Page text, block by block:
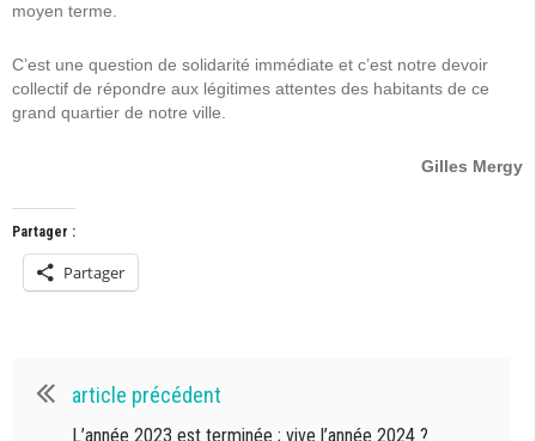
moyen terme.
C’est une question de solidarité immédiate et c’est notre devoir
collectif de répondre aux légitimes attentes des habitants de ce
grand quartier de notre ville.
Gilles Mergy
Partager :
Partager
article précédent
L’année 2023 est terminée ; vive l’année 2024 ?